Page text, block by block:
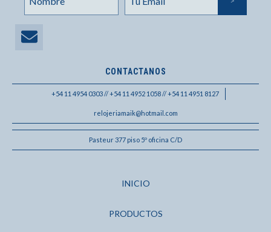
CONTACTANOS
+54 11 4954 0303 // +54 11 4952 1058 // +54 11 4951 8127
relojeriamaik@hotmail.com
Pasteur 377 piso 5º oficina C/D
INICIO
PRODUCTOS